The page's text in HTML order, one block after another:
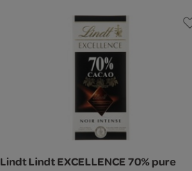
Lindt Lindt EXCELLENCE 70% pure